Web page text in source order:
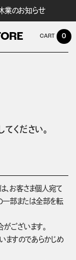
業のお知らせ
0
ください。
、お客さま個人宛て
一部または全部を転
ございます。
ますのであらかじめ